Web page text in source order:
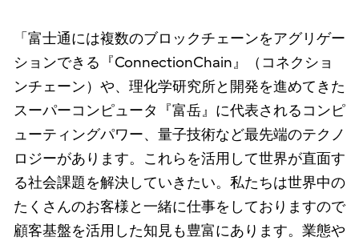
「富士通には複数のブロックチェーンをアグリゲー
ションできる『ConnectionChain』（コネクショ
ンチェーン）や、理化学研究所と開発を進めてきた
スーパーコンピュータ『富岳』に代表されるコンピ
ューティングパワー、量子技術など最先端のテクノ
ロジーがあります。これらを活用して世界が直面す
る社会課題を解決していきたい。私たちは世界中の
たくさんのお客様と一緒に仕事をしておりますので
顧客基盤を活用した知見も豊富にあります。業態や